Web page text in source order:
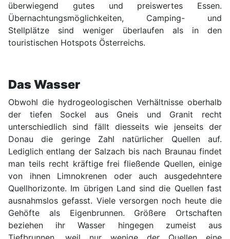
überwiegend gutes und preiswertes Essen.
Übernachtungsmöglichkeiten, Camping- und
Stellplätze sind weniger überlaufen als in den
touristischen Hotspots Österreichs.
Das Wasser
Obwohl die hydrogeologischen Verhältnisse oberhalb
der tiefen Sockel aus Gneis und Granit recht
unterschiedlich sind fällt diesseits wie jenseits der
Donau die geringe Zahl natürlicher Quellen auf.
Lediglich entlang der Salzach bis nach Braunau findet
man teils recht kräftige frei fließende Quellen, einige
von ihnen Limnokrenen oder auch ausgedehntere
Quellhorizonte. Im übrigen Land sind die Quellen fast
ausnahmslos gefasst. Viele versorgen noch heute die
Gehöfte als Eigenbrunnen. Größere Ortschaften
beziehen ihr Wasser hingegen zumeist aus